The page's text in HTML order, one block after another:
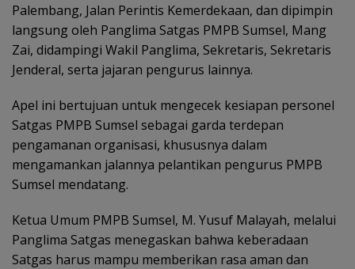
Palembang, Jalan Perintis Kemerdekaan, dan dipimpin
langsung oleh Panglima Satgas PMPB Sumsel, Mang
Zai, didampingi Wakil Panglima, Sekretaris, Sekretaris
Jenderal, serta jajaran pengurus lainnya.
Apel ini bertujuan untuk mengecek kesiapan personel
Satgas PMPB Sumsel sebagai garda terdepan
pengamanan organisasi, khususnya dalam
mengamankan jalannya pelantikan pengurus PMPB
Sumsel mendatang.
Ketua Umum PMPB Sumsel, M. Yusuf Malayah, melalui
Panglima Satgas menegaskan bahwa keberadaan
Satgas harus mampu memberikan rasa aman dan